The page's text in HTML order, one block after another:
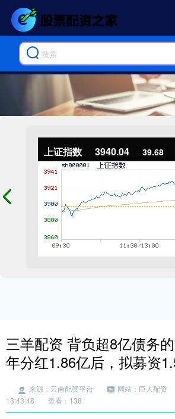
上证指数 3940.04 39.68
三羊配资 背负超8亿债务
年分红1.86亿后，拟募资
来源：云南配资平台 网站：巨人配资
13:43:48
查看：138